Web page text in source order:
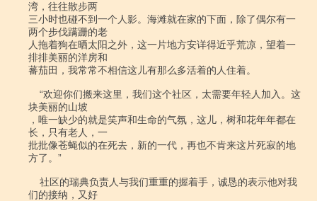
湾，往往散步两
三小时也碰不到一个人影。海滩就在家的下面，除了偶尔有一
两个步伐蹒跚的老
人拖着狗在晒太阳之外，这一片地方安详得近乎荒凉，望着一
排排美丽的洋房和
蕃茄田，我常常不相信这儿有那么多活着的人住着。
块美丽的山坡
，唯一缺少的就是笑声和生命的气氛，这儿，树和花年年都在
长，只有老人，一
批批像苍蝇似的在死去，新的一代，再也不肯来这片死寂的地
方了。”
们的接纳，又好